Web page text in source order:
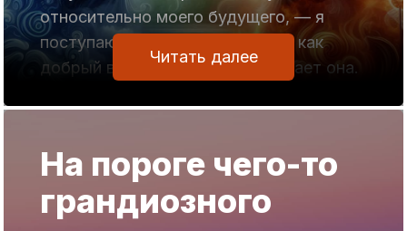
относительно моего будущего, — я
поступаю по отношению к себе как
добрый волшебник, — рассуждает она.
злой волшебник по отношению к себе.
Получается, что каждый для себя
одновременно и добрый, и злой
Читать далее
На пороге чего-то
грандиозного